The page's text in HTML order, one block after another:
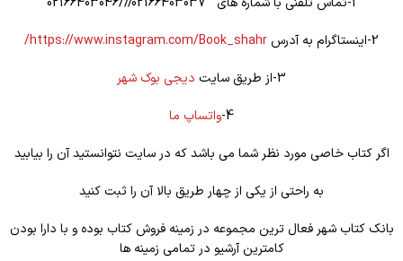
2-اینستاگرام به آدرس
https://www.instagram.com/Book_shahr/
3-از طریق سایت
دیجی بوک شهر
4- واتساپ ما
اگر کتاب خاصی مورد نظر شما می باشد که در سایت نتوانستید آن را بیابید
به راحتی از یکی از چهار طریق بالا آن را ثبت کنید
بانک کتاب شهر فعال ترین مجموعه در زمینه فروش کتاب بوده و با دارا بودن
کامترین آرشیو در تمامی زمینه ها